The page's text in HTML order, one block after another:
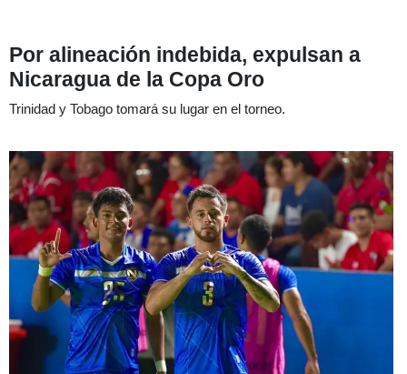
Por alineación indebida, expulsan a
Nicaragua de la Copa Oro
Trinidad y Tobago tomará su lugar en el torneo.